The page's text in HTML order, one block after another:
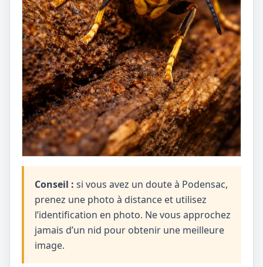
Conseil : si vous avez un doute à Podensac,
prenez une photo à distance et utilisez
l’identification en photo. Ne vous approchez
jamais d’un nid pour obtenir une meilleure
image.